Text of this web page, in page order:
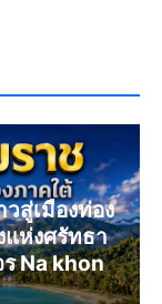
สู่เมืองท่อง
แห่งศรัทธา
Na khon